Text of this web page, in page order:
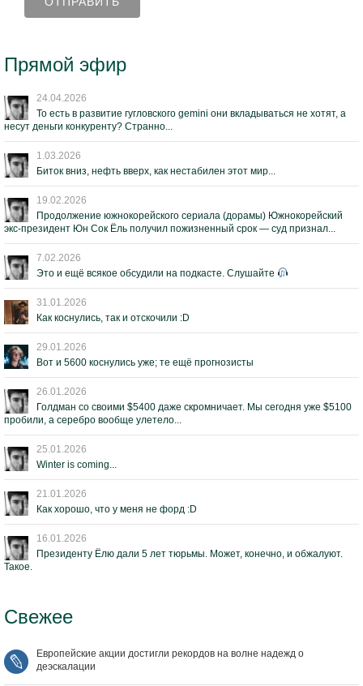
Прямой эфир
24.04.2026
То есть в развитие гугловского gemini они вкладываться не хотят, а
несут деньги конкуренту? Странно...
1.03.2026
Биток вниз, нефть вверх, как нестабилен этот мир...
19.02.2026
Продолжение южнокорейского сериала (дорамы) Южнокорейский
экс-президент Юн Сок Ёль получил пожизненный срок — суд признал...
7.02.2026
Это и ещё всякое обсудили на подкасте. Слушайте
31.01.2026
Как коснулись, так и отскочили :D
29.01.2026
Вот и 5600 коснулись уже; те ещё прогнозисты
26.01.2026
Голдман со своими $5400 даже скромничает. Мы сегодня уже $5100
пробили, а серебро вообще улетело...
25.01.2026
Winter is coming...
21.01.2026
Как хорошо, что у меня не форд :D
16.01.2026
Президенту Ёлю дали 5 лет тюрьмы. Может, конечно, и обжалуют.
Такое.
Свежее
Европейские акции достигли рекордов на волне надежд о
деэскалации